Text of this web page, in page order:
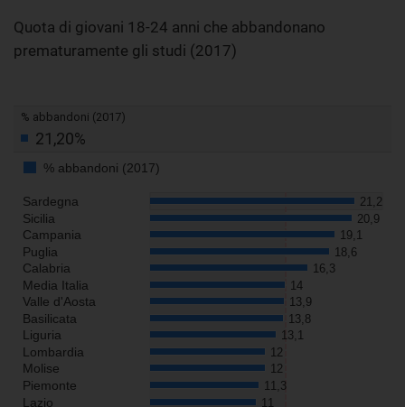
Quota di giovani 18-24 anni che abbandonano
prematuramente gli studi (2017)